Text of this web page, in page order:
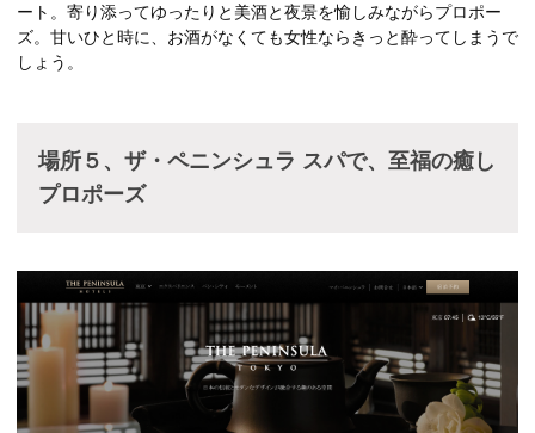
ート。寄り添ってゆったりと美酒と夜景を愉しみながらプロポー
ズ。甘いひと時に、お酒がなくても女性ならきっと酔ってしまうで
しょう。
場所５、ザ・ペニンシュラ スパで、至福の癒し
プロポーズ